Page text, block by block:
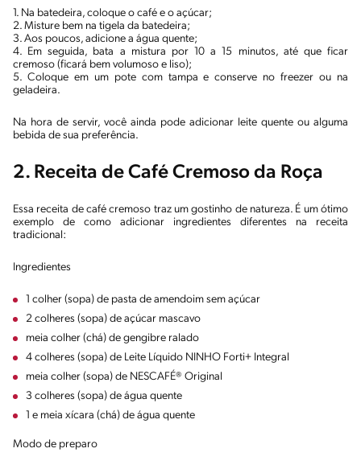
1. Na batedeira, coloque o café e o açúcar;
2. Misture bem na tigela da batedeira;
3. Aos poucos, adicione a água quente;
4. Em seguida, bata a mistura por 10 a 15 minutos, até que ficar
cremoso (ficará bem volumoso e liso);
5. Coloque em um pote com tampa e conserve no freezer ou na
geladeira.
Na hora de servir, você ainda pode adicionar leite quente ou alguma
bebida de sua preferência.
2. Receita de Café Cremoso da Roça
Essa receita de café cremoso traz um gostinho de natureza. É um ótimo
exemplo de como adicionar ingredientes diferentes na receita
tradicional:
Ingredientes
1 colher (sopa) de pasta de amendoim sem açúcar
2 colheres (sopa) de açúcar mascavo
meia colher (chá) de gengibre ralado
4 colheres (sopa) de Leite Líquido NINHO Forti+ Integral
meia colher (sopa) de NESCAFÉ® Original
3 colheres (sopa) de água quente
1 e meia xícara (chá) de água quente
Modo de preparo